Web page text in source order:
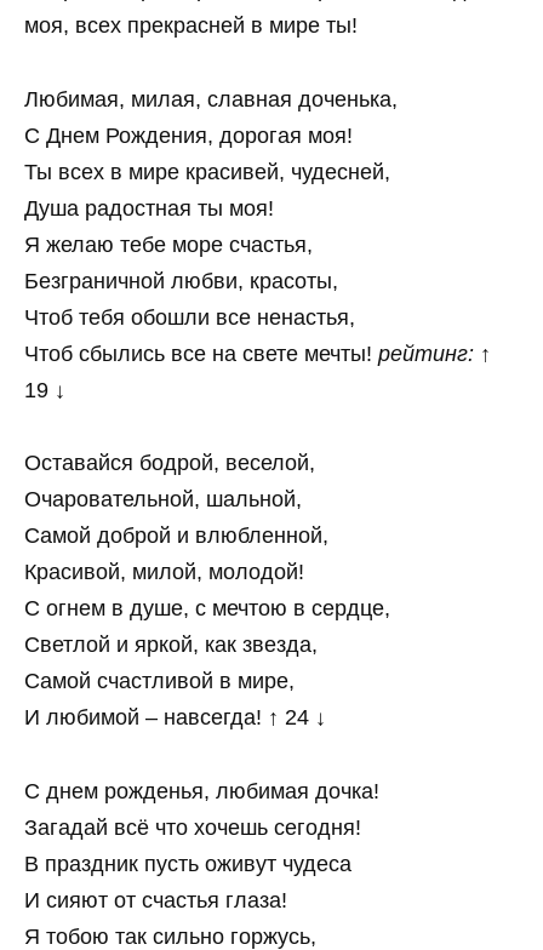
моя, всех прекрасней в мире ты!
Любимая, милая, славная доченька,
С Днем Рождения, дорогая моя!
Ты всех в мире красивей, чудесней,
Душа радостная ты моя!
Я желаю тебе море счастья,
Безграничной любви, красоты,
Чтоб тебя обошли все ненастья,
Чтоб сбылись все на свете мечты! рейтинг: ↑
19 ↓
Оставайся бодрой, веселой,
Очаровательной, шальной,
Самой доброй и влюбленной,
Красивой, милой, молодой!
С огнем в душе, с мечтою в сердце,
Светлой и яркой, как звезда,
Самой счастливой в мире,
И любимой – навсегда! ↑ 24 ↓
С днем рожденья, любимая дочка!
Загадай всё что хочешь сегодня!
В праздник пусть оживут чудеса
И сияют от счастья глаза!
Я тобою так сильно горжусь,